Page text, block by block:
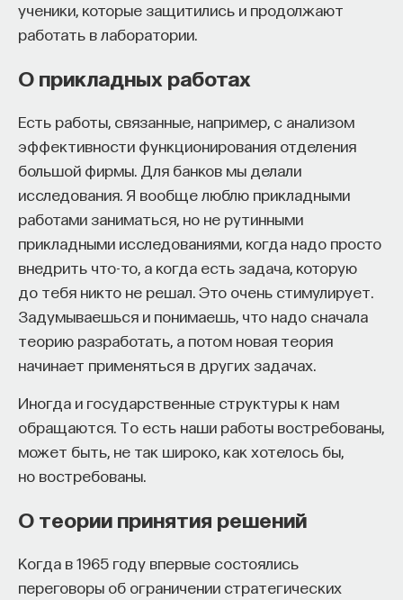
ученики, которые защитились и продолжают
работать в лаборатории.
О прикладных работах
Есть работы, связанные, например, с анализом
эффективности функционирования отделения
большой фирмы. Для банков мы делали
исследования. Я вообще люблю прикладными
работами заниматься, но не рутинными
прикладными исследованиями, когда надо просто
внедрить что-то, а когда есть задача, которую
до тебя никто не решал. Это очень стимулирует.
Задумываешься и понимаешь, что надо сначала
теорию разработать, а потом новая теория
начинает применяться в других задачах.
Иногда и государственные структуры к нам
обращаются. То есть наши работы востребованы,
может быть, не так широко, как хотелось бы,
но востребованы.
О теории принятия решений
Когда в 1965 году впервые состоялись
переговоры об ограничении стратегических